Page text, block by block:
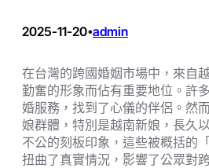
2025-11-20•admin
在台灣的跨國婚姻市場中，來自
勤奮的形象而佔有重要地位。許
婚服務，找到了心儀的伴侶。然
娘群體，特別是越南新娘，長久
不公的刻板印象，這些被概括的
扭曲了真實情況，影響了公眾對